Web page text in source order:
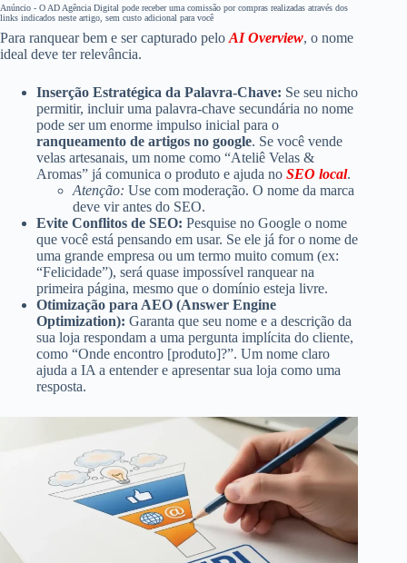
Anúncio - O AD Agência Digital pode receber uma comissão por compras realizadas através dos
links indicados neste artigo, sem custo adicional para você
Para ranquear bem e ser capturado pelo AI Overview, o nome
ideal deve ter relevância.
Inserção Estratégica da Palavra-Chave: Se seu nicho
permitir, incluir uma palavra-chave secundária no nome
pode ser um enorme impulso inicial para o
ranqueamento de artigos no google. Se você vende
velas artesanais, um nome como “Ateliê Velas &
Aromas” já comunica o produto e ajuda no SEO local.
Atenção: Use com moderação. O nome da marca
deve vir antes do SEO.
Evite Conflitos de SEO: Pesquise no Google o nome
que você está pensando em usar. Se ele já for o nome de
uma grande empresa ou um termo muito comum (ex:
“Felicidade”), será quase impossível ranquear na
primeira página, mesmo que o domínio esteja livre.
Otimização para AEO (Answer Engine
Optimization): Garanta que seu nome e a descrição da
sua loja respondam a uma pergunta implícita do cliente,
como “Onde encontro [produto]?”. Um nome claro
ajuda a IA a entender e apresentar sua loja como uma
resposta.